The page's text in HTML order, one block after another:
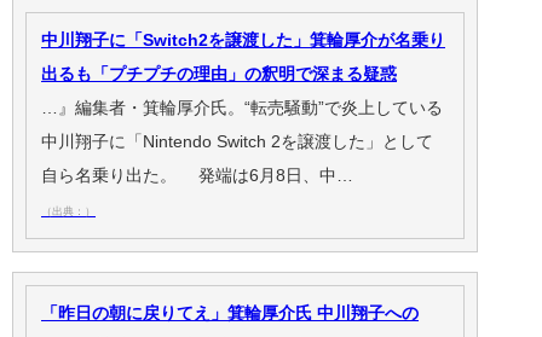
中川翔子に「Switch2を譲渡した」箕輪厚介が名乗り
出るも「プチプチの理由」の釈明で深まる疑惑
…』編集者・箕輪厚介氏。“転売騒動”で炎上している
中川翔子に「Nintendo Switch 2を譲渡した」として
自ら名乗り出た。 発端は6月8日、中…
（出典：）
「昨日の朝に戻りてえ」箕輪厚介氏 中川翔子への